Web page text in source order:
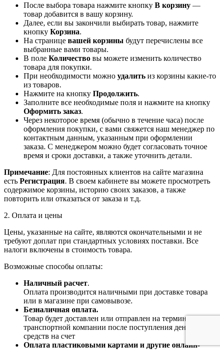
После выбора товара нажмите кнопку В корзину —
товар добавится в вашу корзину.
Далее, если вы закончили выбирать товар, нажмите
кнопку Корзина.
На странице вашей корзины будут перечислены все
выбранные вами товары.
В поле Количество вы можете изменить количество
товара для покупки.
При необходимости можно удалить из корзины какие-то
из товаров.
Нажмите на кнопку Продолжить.
Заполните все необходимые поля и нажмите на кнопку
Оформить заказ.
Через некоторое время (обычно в течение часа) после
оформления покупки, с вами свяжется наш менеджер по
контактным данным, указанным при оформлении
заказа. С менеджером можно будет согласовать точное
время и сроки доставки, а также уточнить детали.
Примечание: Для постоянных клиентов на сайте магазина
есть Регистрация. В своем кабинете вы можете просмотреть
содержимое корзины, историю своих заказов, а также
повторить или отказаться от заказа и т.д.
2. Оплата и цены
Цены, указанные на сайте, являются окончательными и не
требуют доплат при стандартных условиях поставки. Все
налоги включены в стоимость товара.
Возможные способы оплаты:
Наличный расчет.
Оплата производится наличными при доставке товара
или в магазине при самовывозе.
Безналичная оплата.
Товар будет доставлен или отправлен на терминал
транспортной компании после поступления денежных
средств на счет
Оплата пластиковыми картами и другие онлайн-